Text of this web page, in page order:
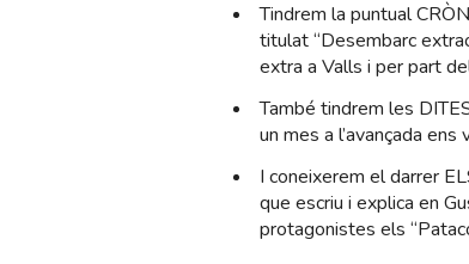
Tindrem la puntual
titulat “Desembarc
extra a Valls i per part
També tindrem les
un mes a l’avançada
I coneixerem el darrer
que escriu i explica en
protagonistes els